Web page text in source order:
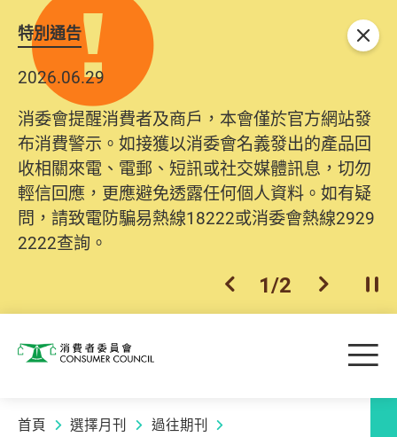
特別通告
2026.06.29
消委會提醒消費者及商戶，本會僅於官方網站發
布消費警示。如接獲以消委會名義發出的產品回
收相關來電、電郵、短訊或社交媒體訊息，切勿
輕信回應，更應避免透露任何個人資料。如有疑
問，請致電防騙易熱線18222或消委會熱線2929
2222查詢。
上一個
1/2 下一個開
關閉
消費者委員會 目
首頁 選擇月刊 過往期刊